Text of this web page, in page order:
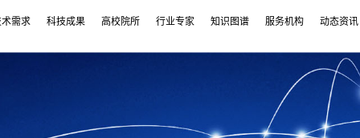
术需求 科技成果 高校院所 行业专家 知识图谱 服务机构 动态资讯